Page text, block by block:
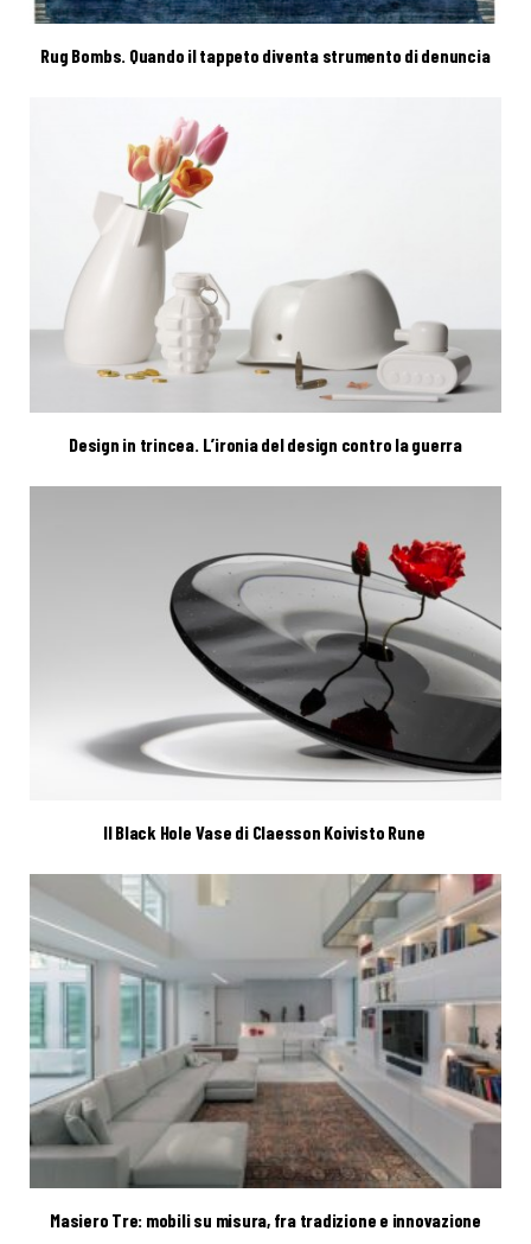
Rug Bombs. Quando il tappeto diventa strumento di denuncia
Design in trincea. L’ironia del design contro la guerra
Il Black Hole Vase di Claesson Koivisto Rune
Masiero Tre: mobili su misura, fra tradizione e innovazione